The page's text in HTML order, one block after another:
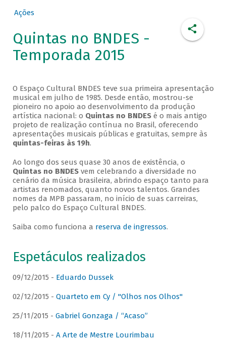
Ações
Quintas no BNDES -
Temporada 2015
O Espaço Cultural BNDES teve sua primeira apresentação
musical em julho de 1985. Desde então, mostrou-se
pioneiro no apoio ao desenvolvimento da produção
artística nacional: o Quintas no BNDESé o mais antigo
projeto de realização contínua no Brasil, oferecendo
apresentações musicais públicas e gratuitas, sempre às
quintas-feiras às 19h.
Ao longo dos seus quase 30 anos de existência, o
Quintas no BNDESvem celebrando a diversidade no
cenário da música brasileira, abrindo espaço tanto para
artistas renomados, quanto novos talentos. Grandes
nomes da MPB passaram, no início de suas carreiras,
pelo palco do Espaço Cultural BNDES.
Saiba como funciona a reserva de ingressos.
Espetáculos realizados
09/12/2015 - Eduardo Dussek
02/12/2015 - Quarteto em Cy / "Olhos nos Olhos"
25/11/2015 - Gabriel Gonzaga / “Acaso”
18/11/2015 - A Arte de Mestre Lourimbau